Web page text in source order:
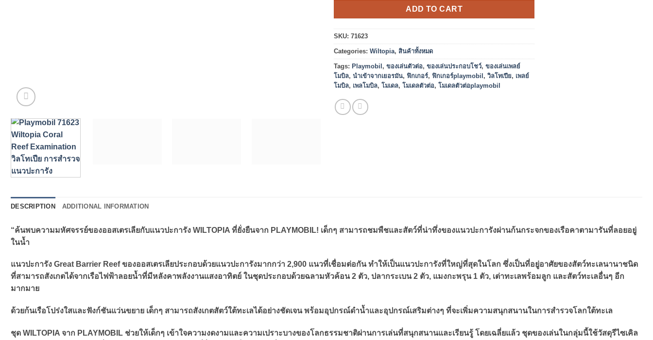
ADD TO CART
SKU: 71623
Categories: Wiltopia, สินค้าทั้งหมด
Tags: Playmobil, ของเล่นตัวต่อ, ของเล่นประกอบโชว์, ของเล่นเพลย์
โมบิล, นำเข้าจากเยอรมัน, ฟิกเกอร์, ฟิกเกอร์playmobil, วิลโทเปีย, เพลย์
โมบิล, เพลโมบิล, โมเดล, โมเดลตัวต่อ, โมเดลตัวต่อplaymobil
DESCRIPTION ADDITIONAL INFORMATION
“ค้นพบความมหัศจรรย์ของออสเตรเลียกับแนวปะการัง WILTOPIA ที่ยั่งยืนจาก PLAYMOBIL! เด็กๆ สามารถชมพืชและสัตว์ที่น่าทึ่งของแนวปะการังผ่านก้นกระจกของเรือคาตามารันที่ลอยอยู่
ในน้ำ
แนวปะการัง Great Barrier Reef ของออสเตรเลียประกอบด้วยแนวปะการังมากกว่า 2,900 แนวที่เชื่อมต่อกัน ทำให้เป็นแนวปะการังที่ใหญ่ที่สุดในโลก ซึ่งเป็นที่อยู่อาศัยของสัตว์ทะเลนานาชนิด
ที่สามารถสังเกตได้จากเรือไฟฟ้าลอยน้ำที่มีหลังคาพลังงานแสงอาทิตย์ ในชุดประกอบด้วยฉลามหัวค้อน 2 ตัว, ปลากระเบน 2 ตัว, แมงกะพรุน 1 ตัว, เต่าทะเลพร้อมลูก และสัตว์ทะเลอื่นๆ อีก
มากมาย
ด้วยก้นเรือโปร่งใสและฟังก์ชันแว่นขยาย เด็กๆ สามารถสังเกตสัตว์ใต้ทะเลได้อย่างชัดเจน พร้อมอุปกรณ์ดำน้ำและอุปกรณ์เสริมต่างๆ ที่จะเพิ่มความสนุกสนานในการสำรวจโลกใต้ทะเล
ชุด WILTOPIA จาก PLAYMOBIL ช่วยให้เด็กๆ เข้าใจความงดงามและความเปราะบางของโลกธรรมชาติผ่านการเล่นที่สนุกสนานและเรียนรู้ โดยเฉลี่ยแล้ว ชุดของเล่นในกลุ่มนี้ใช้วัสดุรีไซเคิล